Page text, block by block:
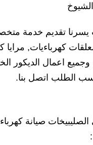
يسرنا تقديم خدمة
كهرباءيات,
اعمال الديكور
الطلب اتصل بنا.
صيانة كهرباء